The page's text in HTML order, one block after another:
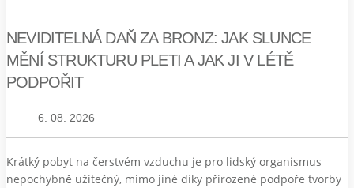
NEVIDITELNÁ DAŇ ZA BRONZ: JAK SLUNCE
MĚNÍ STRUKTURU PLETI A JAK JI V LÉTĚ
PODPOŘIT
6. 08. 2026
Krátký pobyt na čerstvém vzduchu je pro lidský organismus
nepochybně užitečný, mimo jiné díky přirozené podpoře tvorby